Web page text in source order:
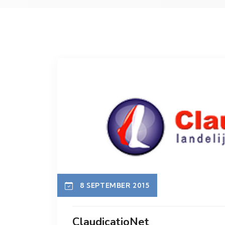
8 SEPTEMBER 2015
ClaudicatioNet